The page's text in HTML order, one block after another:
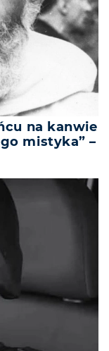
na kanwie
mistyka” –